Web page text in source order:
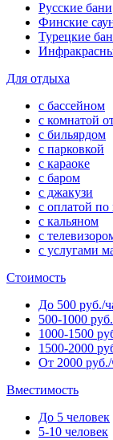
Русские бани
Финские
Турецкие
Для отдыха
с бассейном
с комнатой
с бильярдом
с парковкой
с караоке
с баром
с джакузи
с оплатой по
с кальяном
с
с услугами
Стоимость
До 500 руб./
500-1000
1000-1500
1500-2000
От 2000 руб./
Вместимость
До 5 человек
5-10 человек